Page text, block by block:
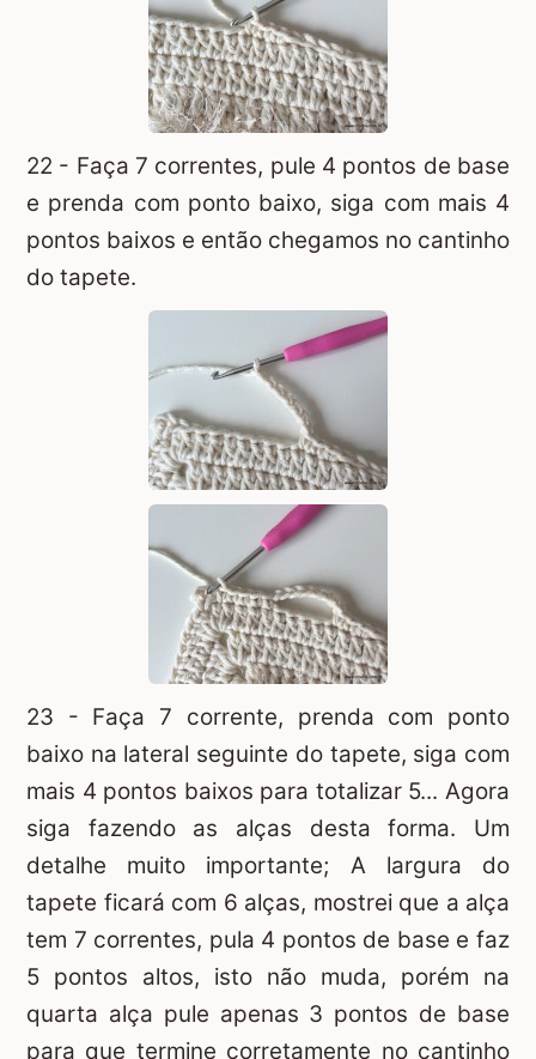
22 - Faça 7 correntes, pule 4 pontos de base
e prenda com ponto baixo, siga com mais 4
pontos baixos e então chegamos no cantinho
do tapete.
23 - Faça 7 corrente, prenda com ponto
baixo na lateral seguinte do tapete, siga com
mais 4 pontos baixos para totalizar 5... Agora
siga fazendo as alças desta forma. Um
detalhe muito importante; A largura do
tapete ficará com 6 alças, mostrei que a alça
tem 7 correntes, pula 4 pontos de base e faz
5 pontos altos, isto não muda, porém na
quarta alça pule apenas 3 pontos de base
para que termine corretamente no cantinho